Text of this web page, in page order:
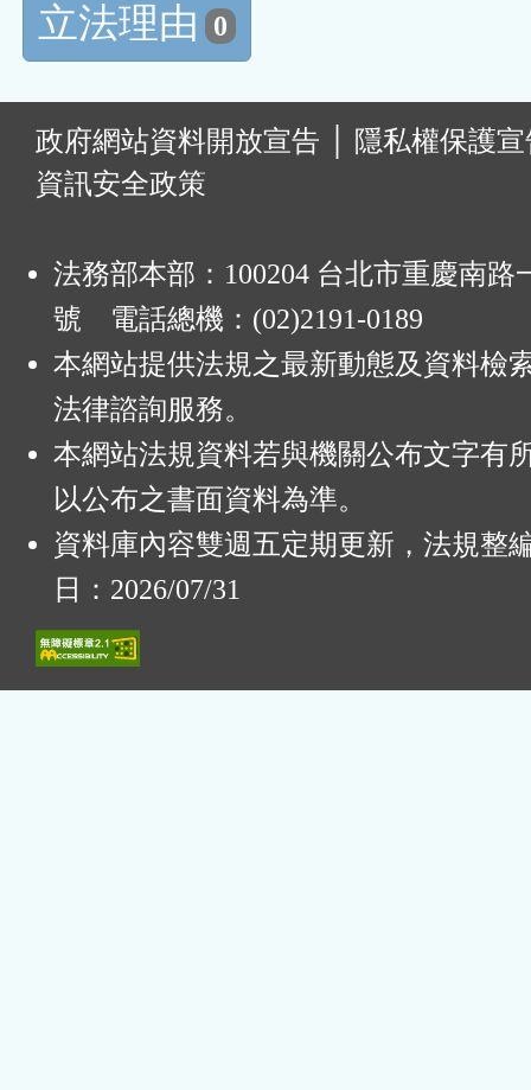
立法理由 0
政府網站資料開放宣告
隱私權保護
資訊安全政策
法務部本部：100204 台北市重慶南路
號 電話總機：(02)2191-0189
本網站提供法規之最新動態及資料檢
法律諮詢服務。
本網站法規資料若與機關公布文字有
以公布之書面資料為準。
資料庫內容雙週五定期更新，法規整
日：2026/07/31